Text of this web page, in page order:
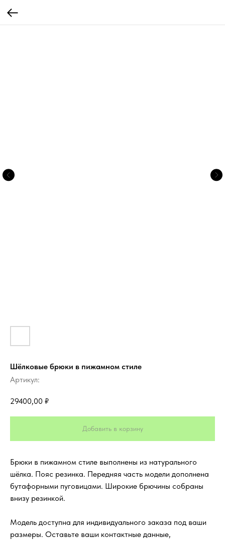
Шёлковые брюки в пижамном стиле
Артикул:
29400,00 ₽
Добавить в корзину
Брюки в пижамном стиле выполнены из натурального
шёлка. Пояс резинка. Передняя часть модели дополнена
бутафорными пуговицами. Широкие брючины собраны
внизу резинкой.
Модель доступна для индивидуального заказа под ваши
размеры. Оставьте ваши контактные данные,